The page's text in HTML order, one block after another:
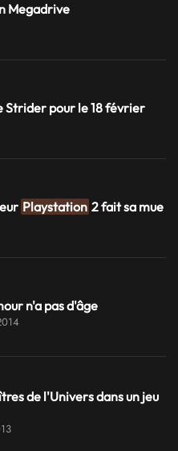
Megadrive
Strider pour le 18 février
Playstation 2 fait sa mue
n'a pas d'âge
de l'Univers dans un jeu